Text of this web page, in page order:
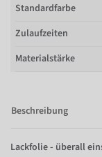
Standardfarbe
Zulaufzeiten
Materialstärke
Beschreibung
Lackfolie - überall